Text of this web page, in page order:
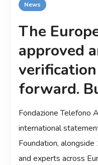
News
The
approved
forward.
Fondazione Telefono
international
Foundation,
and experts across